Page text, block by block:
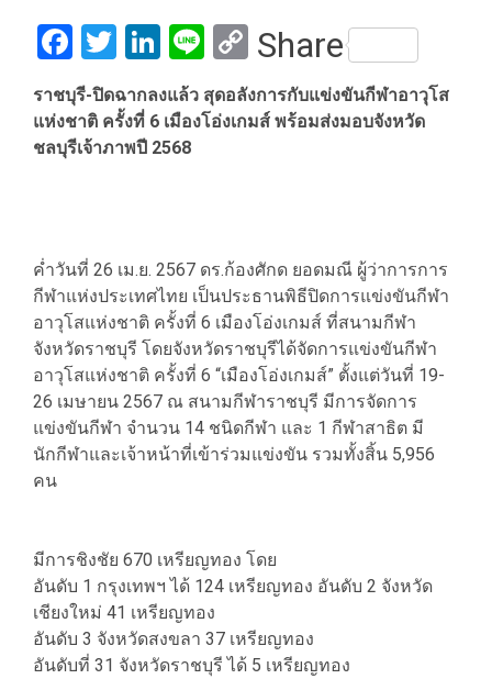
Facebook
Twitter
LinkedIn
LineCopy
Link
Share
ราชบุรี-ปิดฉากลงแล้ว สุดอลังการกับแข่งขันกีฬาอาวุโส
แห่งชาติ ครั้งที่ 6 เมืองโอ่งเกมส์ พร้อมส่งมอบจังหวัด
ชลบุรีเจ้าภาพปี 2568
ค่ำวันที่ 26 เม.ย. 2567 ดร.ก้องศักด ยอดมณี ผู้ว่าการการ
กีฬาแห่งประเทศไทย เป็นประธานพิธีปิดการแข่งขันกีฬา
อาวุโสแห่งชาติ ครั้งที่ 6 เมืองโอ่งเกมส์ ที่สนามกีฬา
จังหวัดราชบุรี โดยจังหวัดราชบุรีได้จัดการแข่งขันกีฬา
อาวุโสแห่งชาติ ครั้งที่ 6 “เมืองโอ่งเกมส์” ตั้งแต่วันที่ 19-
26 เมษายน 2567 ณ สนามกีฬาราชบุรี มีการจัดการ
แข่งขันกีฬา จำนวน 14 ชนิดกีฬา และ 1 กีฬาสาธิต มี
นักกีฬาและเจ้าหน้าที่เข้าร่วมแข่งขัน รวมทั้งสิ้น 5,956
คน
มีการชิงชัย 670 เหรียญทอง โดย
อันดับ 1 กรุงเทพฯ ได้ 124 เหรียญทอง อันดับ 2 จังหวัด
เชียงใหม่ 41 เหรียญทอง
อันดับ 3 จังหวัดสงขลา 37 เหรียญทอง
อันดับที่ 31 จังหวัดราชบุรี ได้ 5 เหรียญทอง